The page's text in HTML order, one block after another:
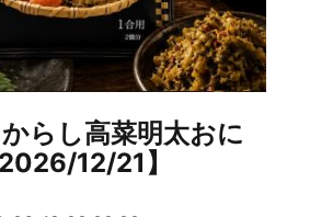
らし高菜明太おに
12/21】